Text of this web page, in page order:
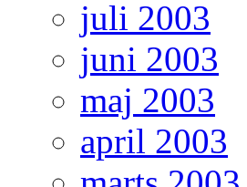
juli 2003
juni 2003
maj 2003
april 2003